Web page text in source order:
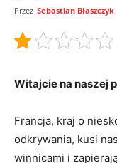
Przez Sebastian Błaszczyk
Witajcie na naszej
Francja, kraj o
odkrywania, kusi
winnicami i